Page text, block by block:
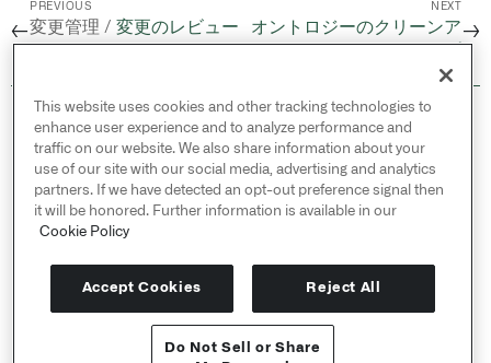
←
PREVIOUS
変更管理 / 変更のレビュー
NEXT
オントロジーのクリーンア→
© 2026 Palantir Technologies Inc. All rights
reserved.
Cookies Statement ↗
Privacy Statement ↗
Terms of Use ↗
Do Not Sell or Share My Personal Information
This website uses cookies and other tracking technologies to
enhance user experience and to analyze performance and
traffic on our website. We also share information about your
use of our site with our social media, advertising and analytics
partners. If we have detected an opt-out preference signal then
it will be honored. Further information is available in our
Cookie Policy
Accept Cookies Reject All
Do Not Sell or Share